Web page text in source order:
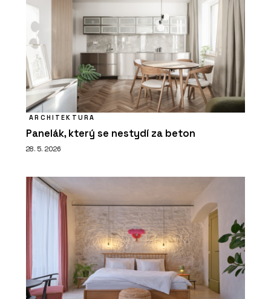
ARCHITEKTURA
Panelák, který se nestydí za beton
28. 5. 2026